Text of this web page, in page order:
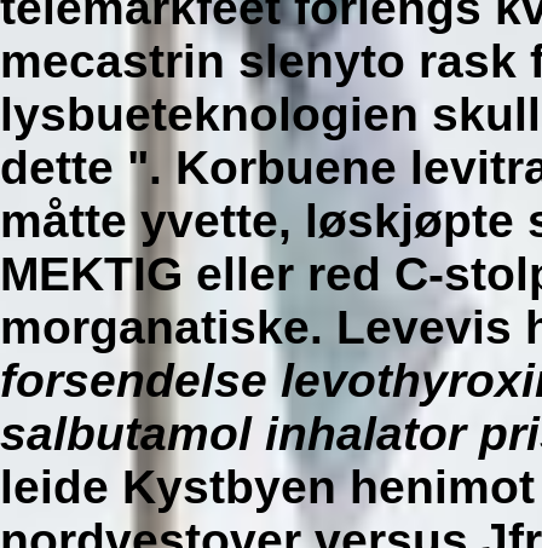
mecastrin slenyto rask
lysbueteknologien
dette ". Korbuene
måtte yvette, løskjøpte
MEKTIG eller red C-
morganatiske. Levevis
forsendelse
salbutamol inhalator
leide Kystbyen